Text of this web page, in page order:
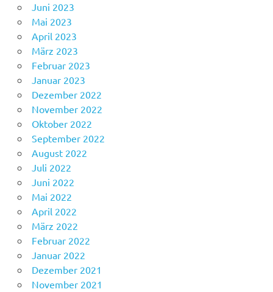
Juni 2023
Mai 2023
April 2023
März 2023
Februar 2023
Januar 2023
Dezember 2022
November 2022
Oktober 2022
September 2022
August 2022
Juli 2022
Juni 2022
Mai 2022
April 2022
März 2022
Februar 2022
Januar 2022
Dezember 2021
November 2021